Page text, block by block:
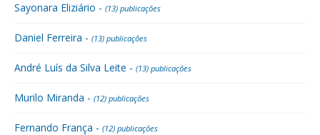
Sayonara Eliziário - (13) publicações
Daniel Ferreira - (13) publicações
André Luís da Silva Leite - (13) publicações
Murilo Miranda - (12) publicações
Fernando França - (12) publicações